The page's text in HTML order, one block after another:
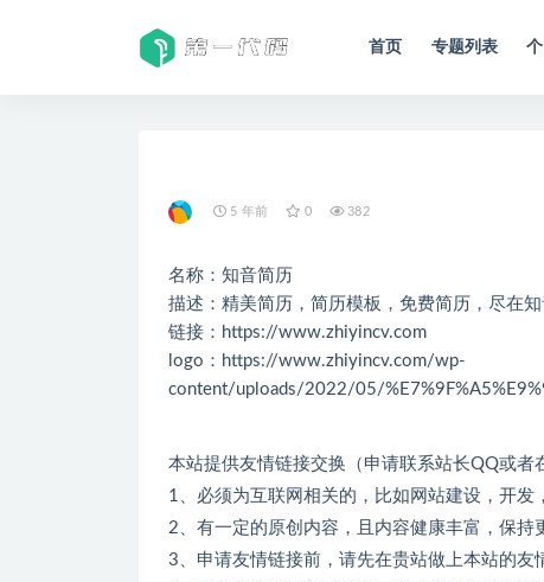
首页 专题列表
5 年前 0 382
名称：知音简历
描述：精美简历，简历模板，免费简历，尽在知
链接： https://www.zhiyincv.com
logo： https://www.zhiyincv.com/wp-
content/uploads/2022/05/
本站提供友情链接交换（申请联系站长QQ或者
1、必须为互联网相关的，比如网站建设，开发
2、有一定的原创内容，且内容健康丰富，保持
3、申请友情链接前，请先在贵站做上本站的友